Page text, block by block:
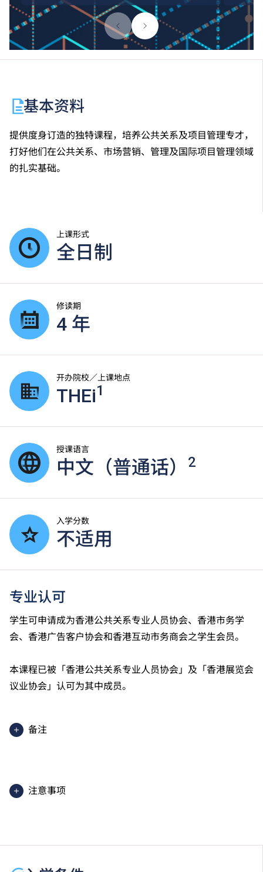
基本资料
提供度身订造的独特课程，培养公共关系及项目管理专才，
打好他们在公共关系、市场营销、管理及国际项目管理领域
的扎实基础。
上课形式
全日制
修读期
4 年
开办院校／上课地点
THEi1
授课语言
中文（普通话） 2
入学分数
不适用
专业认可
学生可申请成为香港公共关系专业人员协会、香港市务学
会、香港广告客户协会和香港互动市务商会之学生会员。
本课程已被「香港公共关系专业人员协会」及「香港展览会
议业协会」认可为其中成员。
备注
除部分通识核心及选修单元用英语授课。
注意事项
分校／上课地点。